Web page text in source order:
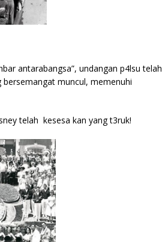
antarabangsa”, undangan p4lsu telah
muncul, memenuhi
telah kesesa kan yang t3ruk!